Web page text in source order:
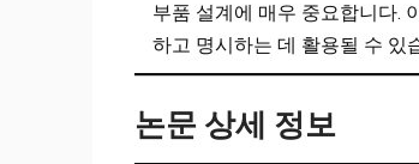
부품 설계에 매우 중요합니다.
하고 명시하는 데 활용될 수 있
논문 상세 정보